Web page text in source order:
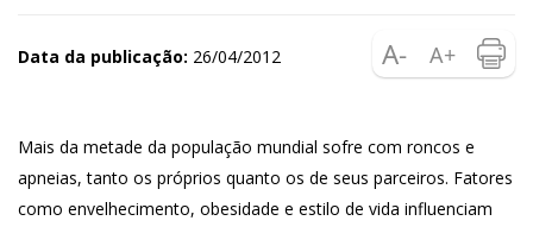
Data da publicação: 26/04/2012
Mais da metade da população mundial sofre com roncos e
apneias, tanto os próprios quanto os de seus parceiros. Fatores
como envelhecimento, obesidade e estilo de vida influenciam